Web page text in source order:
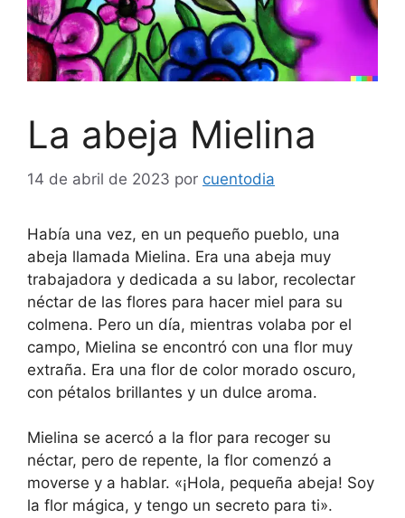
La abeja Mielina
14 de abril de 2023 por cuentodia
Había una vez, en un pequeño pueblo, una
abeja llamada Mielina. Era una abeja muy
trabajadora y dedicada a su labor, recolectar
néctar de las flores para hacer miel para su
colmena. Pero un día, mientras volaba por el
campo, Mielina se encontró con una flor muy
extraña. Era una flor de color morado oscuro,
con pétalos brillantes y un dulce aroma.
Mielina se acercó a la flor para recoger su
néctar, pero de repente, la flor comenzó a
moverse y a hablar. «¡Hola, pequeña abeja! Soy
la flor mágica, y tengo un secreto para ti».